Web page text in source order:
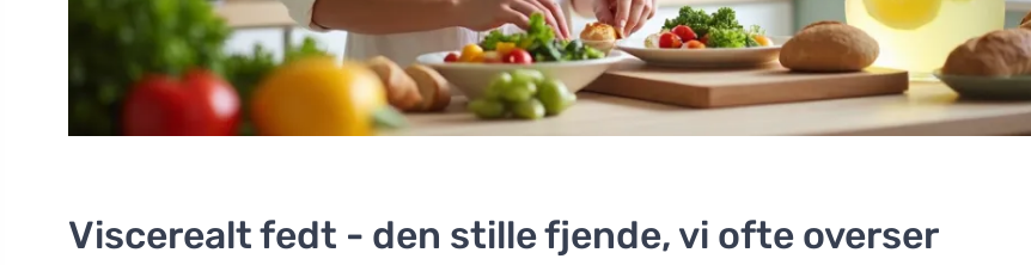
Viscerealt fedt - den stille fjende, vi ofte overser